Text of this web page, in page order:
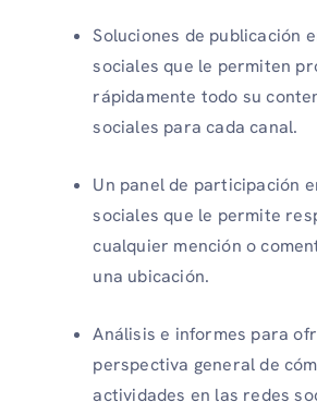
Soluciones de publicación
sociales que le permiten
rápidamente todo su
sociales para cada canal.
Un panel de participación
sociales que le permite
cualquier mención o
una ubicación.
Análisis e informes para
perspectiva general de
actividades en las redes